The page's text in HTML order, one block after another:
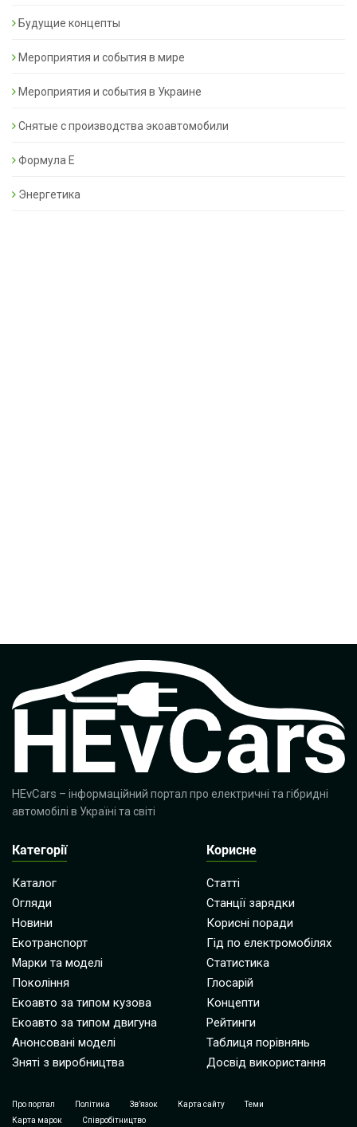
Будущие концепты
Мероприятия и события в мире
Мероприятия и события в Украине
Снятые с производства экоавтомобили
Формула Е
Энергетика
HEvCars – інформаційний портал про електричні та гібридні
автомобілі в Україні та світі
Категорії
Каталог
Огляди
Новини
Екотранспорт
Марки та моделі
Покоління
Екоавто за типом кузова
Екоавто за типом двигуна
Анонсовані моделі
Зняті з виробництва
Корисне
Статті
Станції зарядки
Корисні поради
Гід по електромобілях
Статистика
Глосарій
Концепти
Рейтинги
Таблиця порівнянь
Досвід використання
Про портал Політика Зв’язок Карта сайту
Теми
Карта марок
Співробітництво